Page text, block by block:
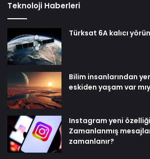
Teknoloji Haberleri
Türksat 6A kalıcı
Bilim insanlarından
eskiden yaşam var
Instagram yeni
Zamanlanmış
zamanlanır?